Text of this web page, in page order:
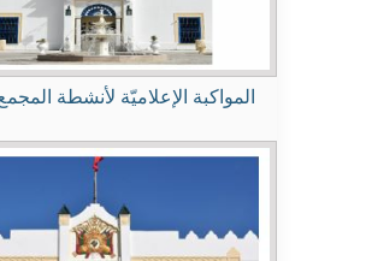
المواكبة الإعلاميّة لأنشطة